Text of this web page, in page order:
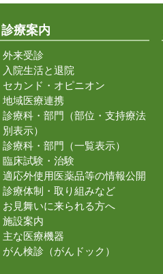
診療案内
外来受診
入院生活と退院
セカンド・オピニオン
地域医療連携
診療科・部門（部位・支持療法
別表示）
診療科・部門（一覧表示）
臨床試験・治験
適応外使用医薬品等の情報公開
診療体制・取り組みなど
お見舞いに来られる方へ
施設案内
主な医療機器
がん検診（がんドック）